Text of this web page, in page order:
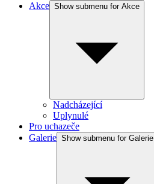
Akce Show submenu for Akce
Nadcházející
Uplynulé
Pro uchazeče
Galerie Show submenu for Galerie